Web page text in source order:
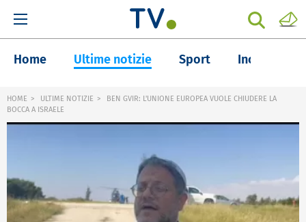
Home Ultime notizie Sport Inchieste
HOME ULTIME NOTIZIE
BEN GVIR: L'UNIONE EUROPEA VUOLE CHIUDERE LA
BOCCA A ISRAELE